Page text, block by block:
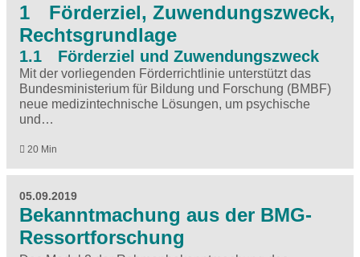
1 Förderziel, Zuwendungszweck,
Rechtsgrundlage
1.1 Förderziel und Zuwendungszweck
Mit der vorliegenden Förderrichtlinie unterstützt das
Bundesministerium für Bildung und Forschung (BMBF)
neue medizintechnische Lösungen, um psychische
und…
20 Min
05.09.2019
Bekanntmachung aus der BMG-
Ressortforschung